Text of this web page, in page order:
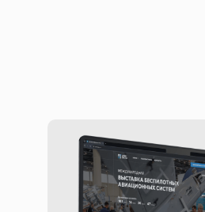
Цифровая платформа
беспилотных систем
Сайты